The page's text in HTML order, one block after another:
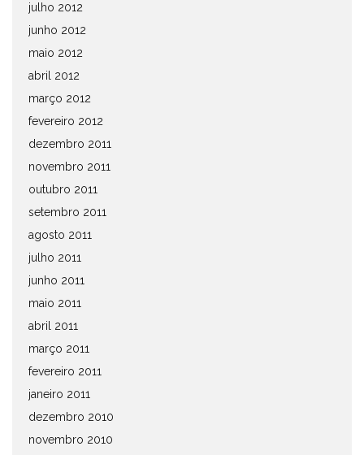
julho 2012
junho 2012
maio 2012
abril 2012
março 2012
fevereiro 2012
dezembro 2011
novembro 2011
outubro 2011
setembro 2011
agosto 2011
julho 2011
junho 2011
maio 2011
abril 2011
março 2011
fevereiro 2011
janeiro 2011
dezembro 2010
novembro 2010